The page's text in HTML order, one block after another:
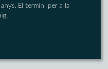
El termini per a la